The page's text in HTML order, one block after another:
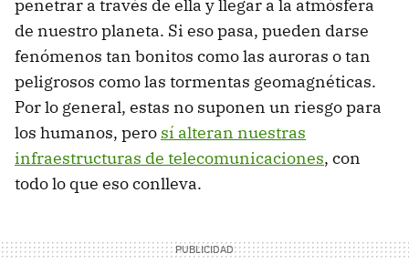
penetrar a través de ella y llegar a la atmósfera
de nuestro planeta. Si eso pasa, pueden darse
fenómenos tan bonitos como las auroras o tan
peligrosos como las tormentas geomagnéticas.
Por lo general, estas no suponen un riesgo para
los humanos, pero sí alteran nuestras
infraestructuras de telecomunicaciones, con
todo lo que eso conlleva.